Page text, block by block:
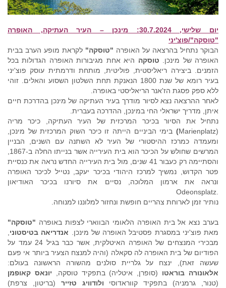
יום שלישי, 30.7.2024: מינכן – העיר העתיקה, האופרה
"טוסקה"/פוצ'יני
הבוקר נתחיל בהרצאה על האופרה "טוסקה" לקראת מופע הערב בבית
האופרה של מינכן. טוסקה היא אחת מגיבורות האופרה הגדולות בכל
הזמנים. ביצירה ריאליסטית, פוליטית, מותחת ודרמתית עוסק פוצ'יני
בעיר רומא של שנת 1800 הנאנקת תחת השלטון השסוע והאלים. זוהי
ללא ספק פסגת הז'אנר הריאליסטי באופרה.
לאחר ההרצאה נצא לסיור מודרך בעיר העתיקה של מינכן בהדרכת חיים
איתן, מדריך ישראלי החי במינכן, ההדרכה בעברית.
נתחיל את הסיור בכיכר המרכזית של העיר העתיקה, כיכר מריה
(Marienplatz
) בימי הביניים הייתה זו כיכר השוק המרכזית של מינכן,
ומעמדה כמרכז ההיסטורי של העיר לא השתנה עם השנים, הבניין
והסתיימה רק כעבור 41 שנים, מול בית העירייה החדש נראה את כנסיית
פטר הקדוש, נמשיך למרכז היהודי בכיכר יעקב, נטייל לכיכר האופרה
ונראה את ארמון המלוכה, נסיים את סיורנו בכיכר האודיאון
נותיר זמן לארוחת צהריים חופשת ונחזור למלוננו למנוחה.
בערב נצא אל בית האופרה הלאומי הבווארי לצפות באופרה "טוסקה"
מאת פוצ'יני במסגרת פסטיבל האופרה של מינכן. אנדריאה בטיסטוני
מבכירי המנצחים של האופרה האיטלקית, אשר כבר בגיל 24 עמד על
הפודיום של בית האופרה לה סקאלה (והיה למנצח הצעיר ביותר אי פעם
שעשה זאת), ינצח על גלריית סולנים מהשורה הראשונה בעולם:
אלאונורה בוראטו (סופרן, איטליה) בתפקיד טוסקה, יונאס קאופמן
(טנור, גרמניה) בתפקיד קווראדוסי ולודוויג טזייר (בריטון, צרפת)